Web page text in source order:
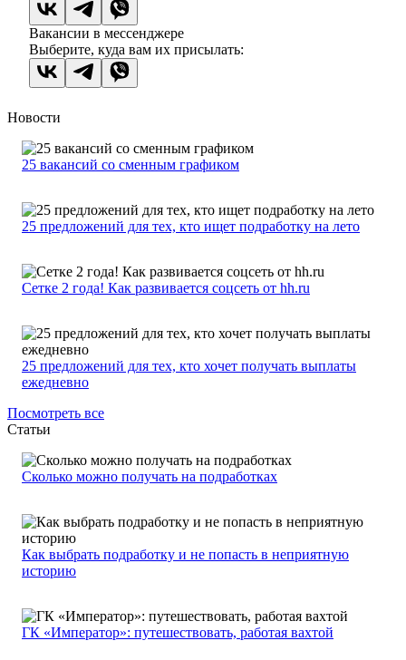
Вакансии в мессенджере
Выберите, куда вам их присылать:
Новости
25 вакансий со сменным графиком
25 предложений для тех, кто ищет подработку на лето
Сетке 2 года! Как развивается соцсеть от hh.ru
25 предложений для тех, кто хочет получать выплаты
ежедневно
Посмотреть все
Статьи
Сколько можно получать на подработках
Как выбрать подработку и не попасть в неприятную
историю
ГК «Император»: путешествовать, работая вахтой